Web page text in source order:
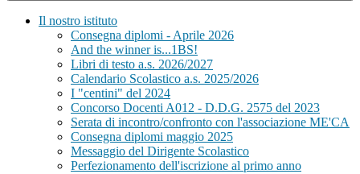
Il nostro istituto
Consegna diplomi - Aprile 2026
And the winner is...1BS!
Libri di testo a.s. 2026/2027
Calendario Scolastico a.s. 2025/2026
I "centini" del 2024
Concorso Docenti A012 - D.D.G. 2575 del 2023
Serata di incontro/confronto con l'associazione ME'CA
Consegna diplomi maggio 2025
Messaggio del Dirigente Scolastico
Perfezionamento dell'iscrizione al primo anno